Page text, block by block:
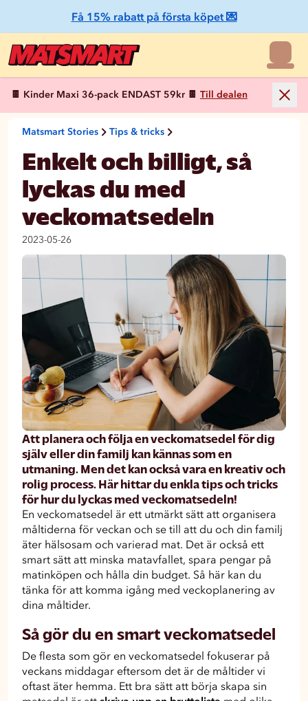
Få 15% rabatt på första köpet 💌
🍫 Kinder Maxi 36-pack ENDAST 59kr 🍫 Till dealen
Matsmart Stories Tips & tricks
Enkelt och billigt, så
lyckas du med
veckomatsedeln
2023-05-26
Att planera och följa en veckomatsedel för dig
själv eller din familj kan kännas som en
utmaning. Men det kan också vara en kreativ och
rolig process. Här hittar du enkla tips och tricks
för hur du lyckas med veckomatsedeln!
En veckomatsedel är ett utmärkt sätt att organisera
måltiderna för veckan och se till att du och din familj
äter hälsosam och varierad mat. Det är också ett
smart sätt att minska matavfallet, spara pengar på
matinköpen och hålla din budget. Så här kan du
tänka för att komma igång med veckoplanering av
dina måltider.
Så gör du en smart veckomatsedel
De flesta som gör en veckomatsedel fokuserar på
veckans middagar eftersom det är de måltider vi
oftast äter hemma. Ett bra sätt att börja skapa sin